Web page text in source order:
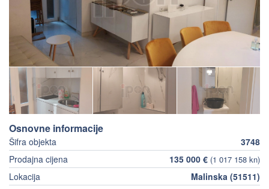
Osnovne informacije
Šifra objekta
3748
Prodajna cijena
135 000 € (1 017 158 kn)
Lokacija
Malinska (51511)